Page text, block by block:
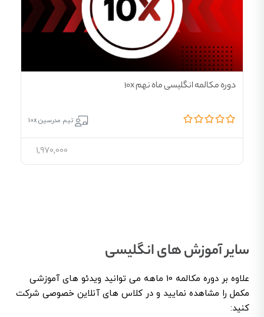
دوره مکالمه انگلیسی ماه نهم 10x
تیم مدرسین 10x
1,970,000
سایر آموزش های انگلیسی
علاوه بر دوره مکالمه 10 ماهه می توانید ویدئو های آموزشی
مکمل را مشاهده نمایید و در کلاس های آنلاین خصوصی شرکت
کنید: